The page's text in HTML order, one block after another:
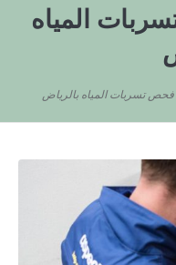
المياه
تسربات المياه بالرياض